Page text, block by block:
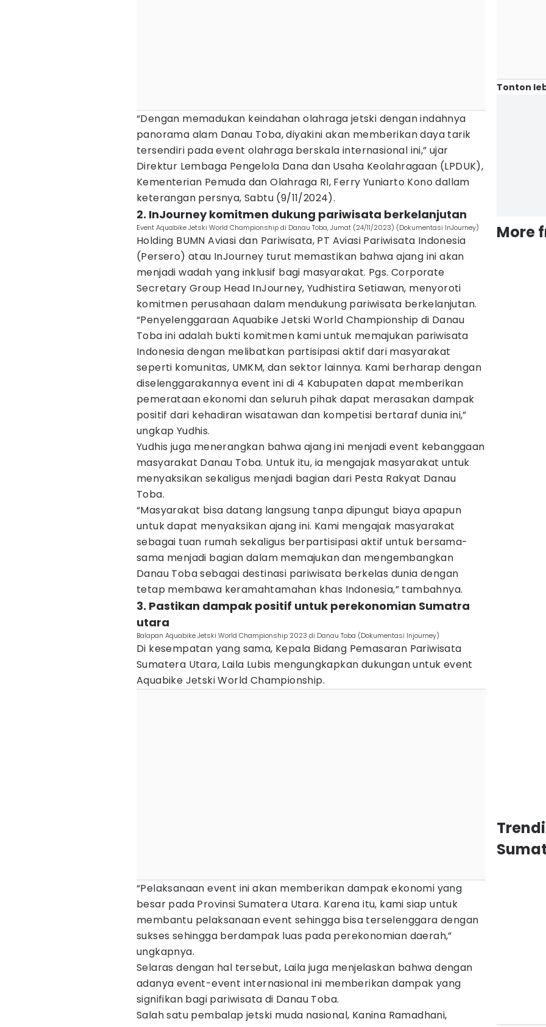
“Dengan memadukan keindahan olahraga jetski dengan indahnya
panorama alam Danau Toba, diyakini akan memberikan daya tarik
tersendiri pada event olahraga berskala internasional ini,” ujar
Direktur Lembaga Pengelola Dana dan Usaha Keolahragaan (LPDUK),
Kementerian Pemuda dan Olahraga RI, Ferry Yuniarto Kono dallam
keterangan persnya, Sabtu (9/11/2024).
2. InJourney komitmen dukung pariwisata berkelanjutan
Event Aquabike Jetski World Championship di Danau Toba, Jumat (24/11/2023) (Dokumentasi InJourney)
Holding BUMN Aviasi dan Pariwisata, PT Aviasi Pariwisata Indonesia
(Persero) atau InJourney turut memastikan bahwa ajang ini akan
menjadi wadah yang inklusif bagi masyarakat. Pgs. Corporate
Secretary Group Head InJourney, Yudhistira Setiawan, menyoroti
komitmen perusahaan dalam mendukung pariwisata berkelanjutan.
“Penyelenggaraan Aquabike Jetski World Championship di Danau
Toba ini adalah bukti komitmen kami untuk memajukan pariwisata
Indonesia dengan melibatkan partisipasi aktif dari masyarakat
seperti komunitas, UMKM, dan sektor lainnya. Kami berharap dengan
diselenggarakannya event ini di 4 Kabupaten dapat memberikan
pemerataan ekonomi dan seluruh pihak dapat merasakan dampak
positif dari kehadiran wisatawan dan kompetisi bertaraf dunia ini,”
ungkap Yudhis.
Yudhis juga menerangkan bahwa ajang ini menjadi event kebanggaan
masyarakat Danau Toba. Untuk itu, ia mengajak masyarakat untuk
menyaksikan sekaligus menjadi bagian dari Pesta Rakyat Danau
Toba.
“Masyarakat bisa datang langsung tanpa dipungut biaya apapun
untuk dapat menyaksikan ajang ini. Kami mengajak masyarakat
sebagai tuan rumah sekaligus berpartisipasi aktif untuk bersama-
sama menjadi bagian dalam memajukan dan mengembangkan
Danau Toba sebagai destinasi pariwisata berkelas dunia dengan
tetap membawa keramahtamahan khas Indonesia,” tambahnya.
3. Pastikan dampak positif untuk perekonomian Sumatra
utara
Balapan Aquabike Jetski World Championship 2023 di Danau Toba (Dokumentasi Injourney)
Di kesempatan yang sama, Kepala Bidang Pemasaran Pariwisata
Sumatera Utara, Laila Lubis mengungkapkan dukungan untuk event
Aquabike Jetski World Championship.
“Pelaksanaan event ini akan memberikan dampak ekonomi yang
besar pada Provinsi Sumatera Utara. Karena itu, kami siap untuk
membantu pelaksanaan event sehingga bisa terselenggara dengan
sukses sehingga berdampak luas pada perekonomian daerah,”
ungkapnya.
Selaras dengan hal tersebut, Laila juga menjelaskan bahwa dengan
adanya event-event internasional ini memberikan dampak yang
signifikan bagi pariwisata di Danau Toba.
Salah satu pembalap jetski muda nasional, Kanina Ramadhani,
Tonton
More